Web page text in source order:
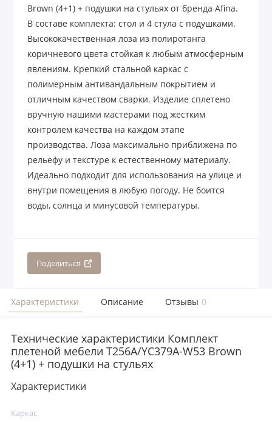
Brown (4+1) + подушки на стульях от бренда Afina.
В составе комплекта: стол и 4 стула с подушками.
Высококачественная лоза из полиротанга
коричневого цвета стойкая к любым атмосферным
явлениям. Крепкий стальной каркас с
полимерным антивандальным покрытием и
отличным качеством сварки. Изделие сплетено
вручную нашими мастерами под жестким
контролем качества на каждом этапе
производства. Лоза максимально приближена по
рельефу и текстуре к естественному материалу.
Идеально подходит для использования на улице и
внутри помещения в любую погоду. Не боится
воды, солнца и минусовой температуры.
Поделиться
Характеристики Описание Отзывы 0
Технические характеристики Комплект
плетеной мебели T256A/YC379A-W53 Brown
(4+1) + подушки на стульях
Характеристики
Каркас